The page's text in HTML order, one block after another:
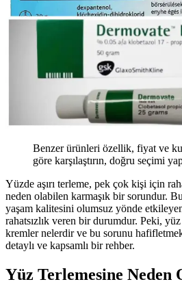
Benzer ürünleri özellik, fiyat ve
göre karşılaştırın, doğru seçimi
Yüzde aşırı terleme, pek çok kişi için
neden olabilen karmaşık bir sorundur.
yaşam kalitesini olumsuz yönde
rahatsızlık veren bir durumdur. Peki,
kremler nelerdir ve bu sorunu
detaylı ve kapsamlı bir rehber.
Yüz Terlemesine